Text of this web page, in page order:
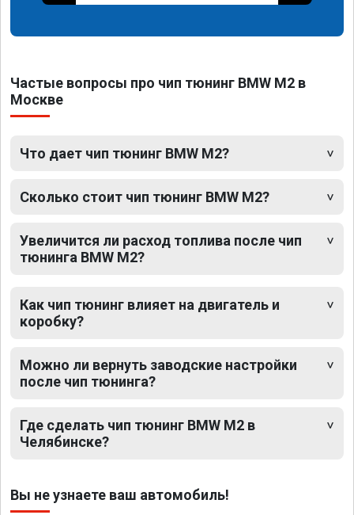
Частые вопросы про чип тюнинг BMW M2 в
Москве
Что дает чип тюнинг BMW M2?
Сколько стоит чип тюнинг BMW M2?
Увеличится ли расход топлива после чип
тюнинга BMW M2?
Как чип тюнинг влияет на двигатель и
коробку?
Можно ли вернуть заводские настройки
после чип тюнинга?
Где сделать чип тюнинг BMW M2 в
Челябинске?
Вы не узнаете ваш автомобиль!